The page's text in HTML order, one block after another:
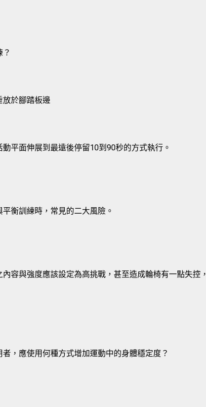
放於腳踏板邊
平面伸展到最遠後停留10到90秒的方式執行。
衡訓練時，常見的二大風險。
容與強度應該設定為高挑戰，甚至造成輪椅有一點失控，
，應使用何種方式增加運動中的身體穩定度？